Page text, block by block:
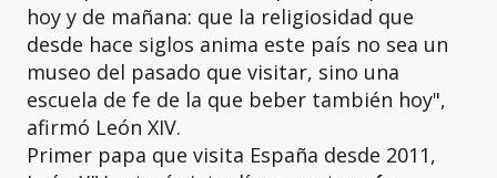
hoy y de mañana: que la religiosidad que
desde hace siglos anima este país no sea un
museo del pasado que visitar, sino una
escuela de fe de la que beber también hoy",
afirmó León XIV.
Primer papa que visita España desde 2011,